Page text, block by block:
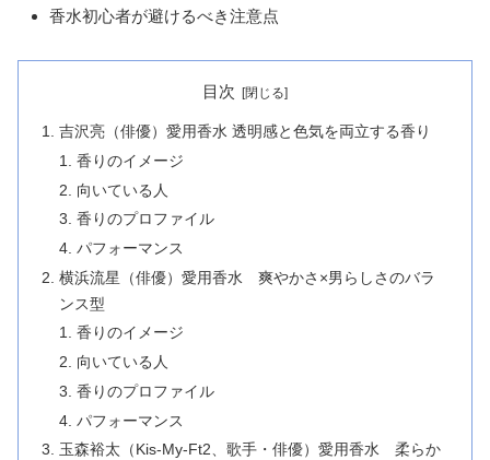
香水初心者が避けるべき注意点
目次
吉沢亮（俳優）愛用香水 透明感と色気を両立する香り
香りのイメージ
向いている人
香りのプロファイル
パフォーマンス
横浜流星（俳優）愛用香水 爽やかさ×男らしさのバラ
ンス型
香りのイメージ
向いている人
香りのプロファイル
パフォーマンス
玉森裕太（Kis-My-Ft2、歌手・俳優）愛用香水 柔らか